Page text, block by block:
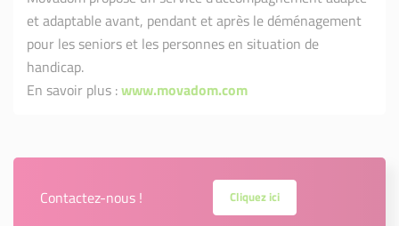
et adaptable avant, pendant et après le déménagement
pour les seniors et les personnes en situation de
handicap.
En savoir plus :www.movadom.com
Contactez-nous ! Cliquez ici